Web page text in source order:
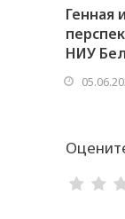
Генная
НИУ